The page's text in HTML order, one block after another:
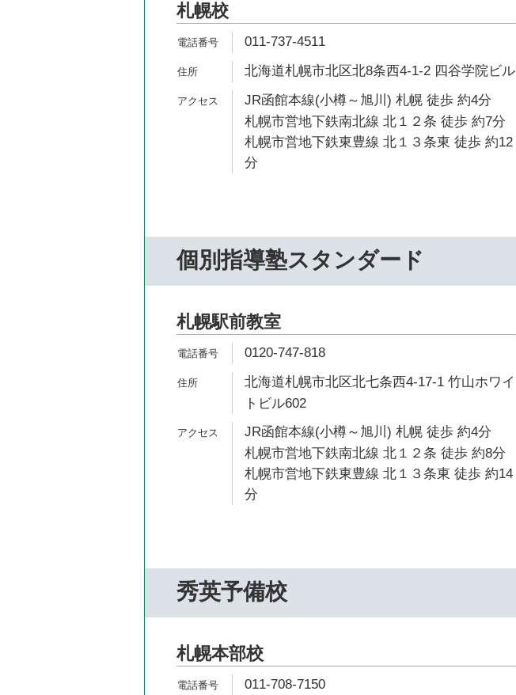
札幌校
011-737-4511
北海道札幌市北区北8条西4-1-2 四谷学院ビル
JR函館本線(小樽～旭川) 札幌 徒歩 約4分
札幌市営地下鉄南北線 北１２条 徒歩 約7分
札幌市営地下鉄東豊線 北１３条東 徒歩 約12
分
個別指導塾スタンダード
札幌駅前教室
0120-747-818
北海道札幌市北区北七条西4-17-1 竹山ホワイ
トビル602
JR函館本線(小樽～旭川) 札幌 徒歩 約4分
札幌市営地下鉄南北線 北１２条 徒歩 約8分
札幌市営地下鉄東豊線 北１３条東 徒歩 約14
分
秀英予備校
札幌本部校
011-708-7150